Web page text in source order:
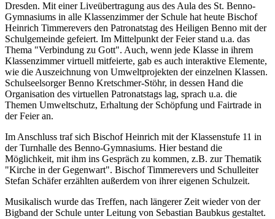
Dresden. Mit einer Liveübertragung aus des Aula des St. Benno-
Gymnasiums in alle Klassenzimmer der Schule hat heute Bischof
Heinrich Timmerevers den Patronatstag des Heiligen Benno mit der
Schulgemeinde gefeiert. Im Mittelpunkt der Feier stand u.a. das
Thema "Verbindung zu Gott". Auch, wenn jede Klasse in ihrem
Klassenzimmer virtuell mitfeierte, gab es auch interaktive Elemente,
wie die Auszeichnung von Umweltprojekten der einzelnen Klassen.
Schulseelsorger Benno Kretschmer-Stöhr, in dessen Hand die
Organisation des virtuellen Patronatstags lag, sprach u.a. die
Themen Umweltschutz, Erhaltung der Schöpfung und Fairtrade in
der Feier an.
Im Anschluss traf sich Bischof Heinrich mit der Klassenstufe 11 in
der Turnhalle des Benno-Gymnasiums. Hier bestand die
Möglichkeit, mit ihm ins Gespräch zu kommen, z.B. zur Thematik
"Kirche in der Gegenwart". Bischof Timmerevers und Schulleiter
Stefan Schäfer erzählten außerdem von ihrer eigenen Schulzeit.
Musikalisch wurde das Treffen, nach längerer Zeit wieder von der
Bigband der Schule unter Leitung von Sebastian Baubkus gestaltet.